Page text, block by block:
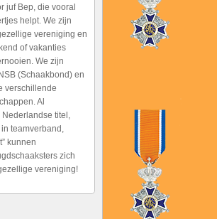
juf Bep, die vooral
helpt. We zijn
vereniging en
of vakanties
We zijn
(Schaakbond) en
verschillende
Al
titel,
teamverband,
kunnen
zich
vereniging!